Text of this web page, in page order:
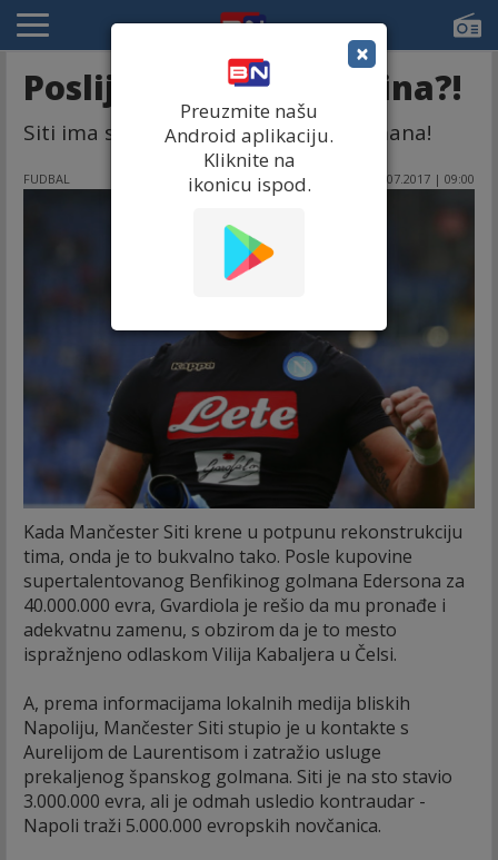
Poslije Kabaljera - Reina?!
Siti ima svog pika za rezervnog golmana!
FUDBAL 20.07.2017 | 09:00
Kada Mančester Siti krene u potpunu rekonstrukciju
tima, onda je to bukvalno tako. Posle kupovine
supertalentovanog Benfikinog golmana Edersona za
40.000.000 evra, Gvardiola je rešio da mu pronađe i
adekvatnu zamenu, s obzirom da je to mesto
ispražnjeno odlaskom Vilija Kabaljera u Čelsi.
A, prema informacijama lokalnih medija bliskih
Napoliju, Mančester Siti stupio je u kontakte s
Aurelijom de Laurentisom i zatražio usluge
prekaljenog španskog golmana. Siti je na sto stavio
3.000.000 evra, ali je odmah usledio kontraudar -
Napoli traži 5.000.000 evropskih novčanica.
×
Preuzmite našu
Android aplikaciju.
Kliknite na
ikonicu ispod.